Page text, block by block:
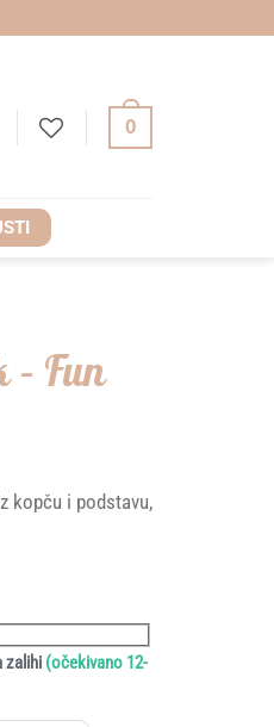
0
Fun
kopču i podstavu,
zalihi (očekivano 12-